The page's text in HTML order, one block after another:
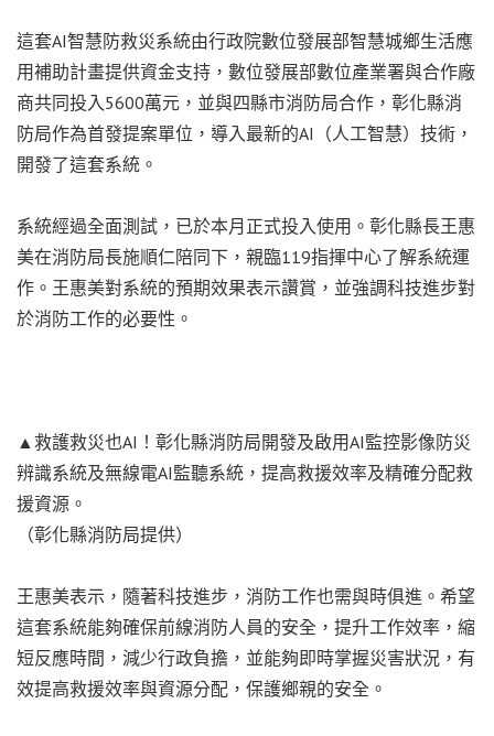
這套AI智慧防救災系統由行政院數位發展部智慧城鄉生活應
用補助計畫提供資金支持，數位發展部數位產業署與合作廠
商共同投入5600萬元，並與四縣市消防局合作，彰化縣消
防局作為首發提案單位，導入最新的AI（人工智慧）技術，
開發了這套系統。
系統經過全面測試，已於本月正式投入使用。彰化縣長王惠
美在消防局長施順仁陪同下，親臨119指揮中心了解系統運
作。王惠美對系統的預期效果表示讚賞，並強調科技進步對
於消防工作的必要性。
▲救護救災也AI！彰化縣消防局開發及啟用AI監控影像防災
辨識系統及無線電AI監聽系統，提高救援效率及精確分配救
援資源。
（彰化縣消防局提供）
王惠美表示，隨著科技進步，消防工作也需與時俱進。希望
這套系統能夠確保前線消防人員的安全，提升工作效率，縮
短反應時間，減少行政負擔，並能夠即時掌握災害狀況，有
效提高救援效率與資源分配，保護鄉親的安全。